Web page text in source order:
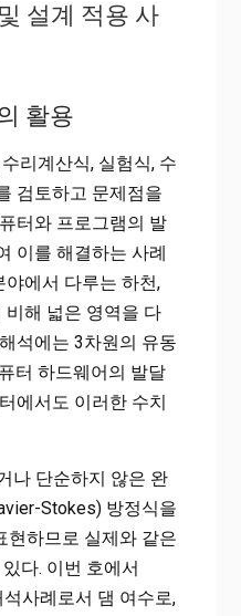
설계 적용 사
활용
리계산식, 실험식, 수
검토하고 문제점을
터와 프로그램의 발
이를 해결하는 사례
야에서 다루는 하천,
비해 넓은 영역을 다
석에는 3차원의 유동
터 하드웨어의 발달
에서도 이러한 수치
나 단순하지 않은 완
Stokes) 방정식을
현하므로 실제와 같은
다. 이번 호에서
사례로서 댐 여수로,